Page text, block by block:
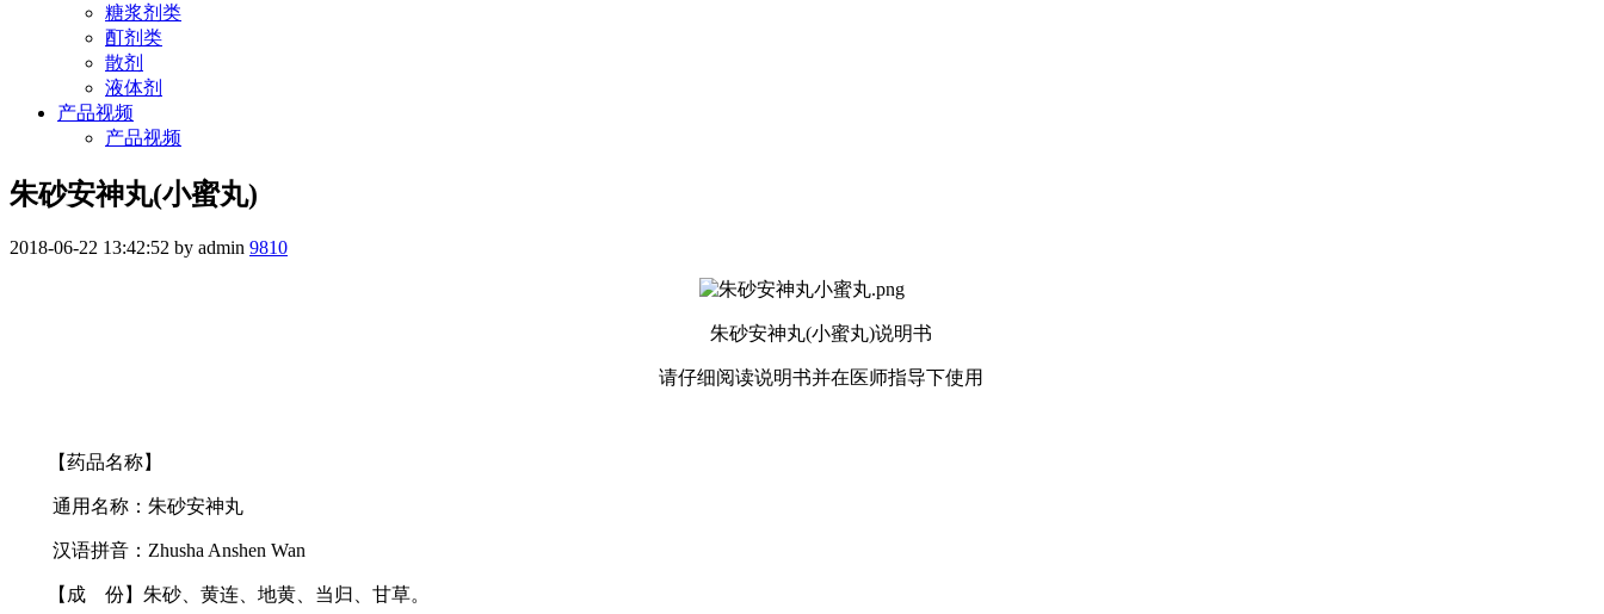
糖浆剂类
酊剂类
散剂
液体剂
产品视频
产品视频
朱砂安神丸(小蜜丸)
2018-06-22 13:42:52 by admin 9810
朱砂安神丸(小蜜丸)说明书
请仔细阅读说明书并在医师指导下使用
【药品名称】
通用名称：朱砂安神丸
汉语拼音：Zhusha Anshen Wan
【成 份】朱砂、黄连、地黄、当归、甘草。